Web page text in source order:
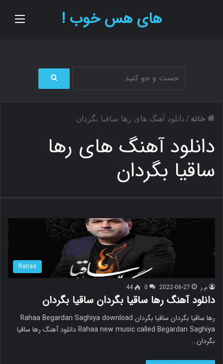
های هس خوب !
ج
ب
ر
خانه / دانلود آهنگ های رها ساقیا بگردان
دانلود آهنگ های رها
ساقیا بگردان
Rahaa
م.ر 2022-06-27
0
44
دانلود آهنگ رها ساقیا بگردان ساقیا بگردان
رها ساقیا بگردان ساقیا بگردان Rahaa Begardan Saghiya download
Rahaa new music called Begardan Saghiya دانلود آهنگ رها ساقیا
بگردان…